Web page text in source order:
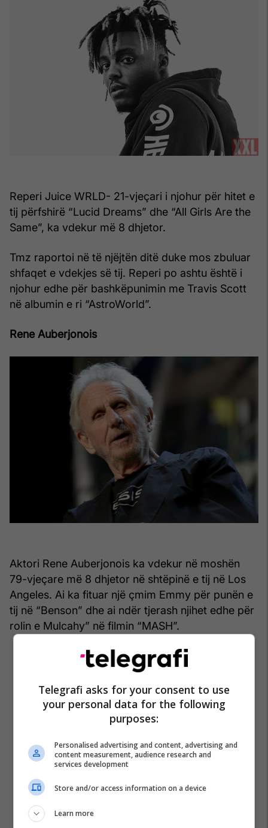
Reperi Juice WRLD- 21-vjeçari i njohur për hitet e
tij përfshirë “Lucid Dreams” dhe “All Girls Are the
Same”, ka vdekur më 8 dhjetor.
Tmz raportoi në të njëjtën ditë duke mos zbuluar
shfaqet e vdekjes së tij. Reperi po ashtu është i
njohur edhe për bashkëpunimin me Travis Scott
në albumin e ri “AstroWorld”.
Rene Auberjonois
Aktori Rene Auberjonois ka vdekur në moshën
79-vjeçare më 8 dhjetor në shtëpinë e tij në Los
Angeles. Ai ka fituar një çmim Emmy për punën e
tij në “Benson” dhe ai ndër tjerash njihet edhe për
rolin e Mulcahy” në filmin “MASH”.
Telegrafi asks for your consent to use
your personal data for the following
purposes:
Personalised advertising and content, advertising and
content measurement, audience research and
services development
Store and/or access information on a device
Learn more